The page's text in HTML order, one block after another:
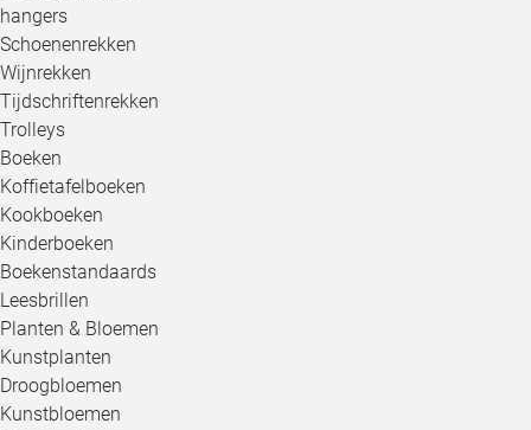
hangers
Schoenenrekken
Wijnrekken
Tijdschriftenrekken
Trolleys
Boeken
Koffietafelboeken
Kookboeken
Kinderboeken
Boekenstandaards
Leesbrillen
Planten & Bloemen
Kunstplanten
Droogbloemen
Kunstbloemen